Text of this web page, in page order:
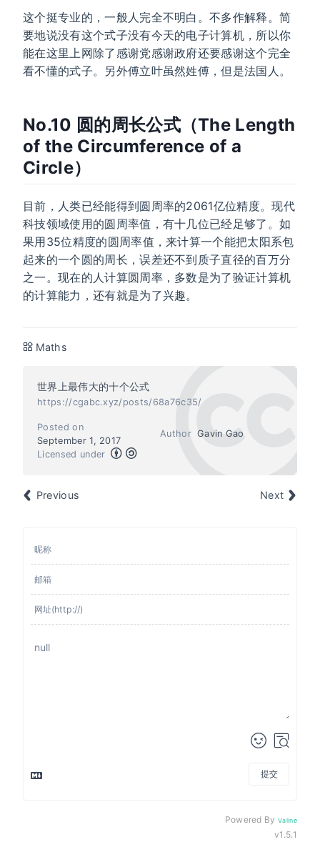
这个挺专业的，一般人完全不明白。不多作解释。简
要地说没有这个式子没有今天的电子计算机，所以你
能在这里上网除了感谢党感谢政府还要感谢这个完全
看不懂的式子。另外傅立叶虽然姓傅，但是法国人。
No.10 圆的周长公式（The Length
of the Circumference of a
Circle）
目前，人类已经能得到圆周率的2061亿位精度。现代
科技领域使用的圆周率值，有十几位已经足够了。如
果用35位精度的圆周率值，来计算一个能把太阳系包
起来的一个圆的周长，误差还不到质子直径的百万分
之一。现在的人计算圆周率，多数是为了验证计算机
的计算能力，还有就是为了兴趣。
Maths
世界上最伟大的十个公式
https://cgabc.xyz/posts/68a76c35/
Author Gavin Gao
Posted on
September 1, 2017
Licensed under
Previous Next
提交
Powered ByValine
v1.5.1